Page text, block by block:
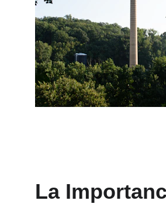
La